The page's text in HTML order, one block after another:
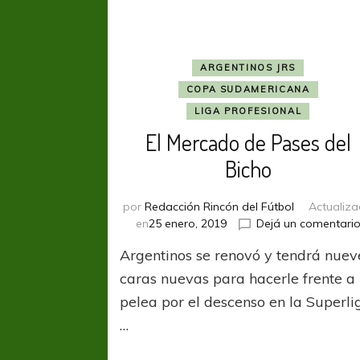
ARGENTINOS JRS
COPA SUDAMERICANA
LIGA PROFESIONAL
El Mercado de Pases del
Bicho
porRedacción Rincón del Fútbol
en25 enero, 2019 Dejá un comentario
Argentinos se renovó y tendrá
caras nuevas para hacerle frente a
pelea por el descenso en la
…